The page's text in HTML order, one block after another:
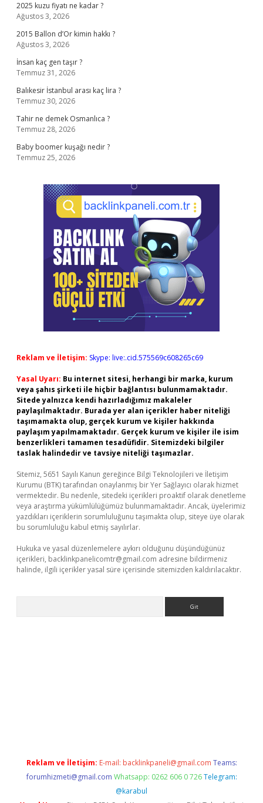
2025 kuzu fiyatı ne kadar ?
Ağustos 3, 2026
2015 Ballon d’Or kimin hakkı ?
Ağustos 3, 2026
İnsan kaç gen taşır ?
Temmuz 31, 2026
Balıkesir İstanbul arası kaç lira ?
Temmuz 30, 2026
Tahir ne demek Osmanlıca ?
Temmuz 28, 2026
Baby boomer kuşağı nedir ?
Temmuz 25, 2026
Reklam ve İletişim: Skype: live:.cid.575569c608265c69
Yasal Uyarı: Bu internet sitesi, herhangi bir marka, kurum
veya şahıs şirketi ile hiçbir bağlantısı bulunmamaktadır.
Sitede yalnızca kendi hazırladığımız makaleler
paylaşılmaktadır. Burada yer alan içerikler haber niteliği
taşımamakta olup, gerçek kurum ve kişiler hakkında
paylaşım yapılmamaktadır. Gerçek kurum ve kişiler ile isim
benzerlikleri tamamen tesadüfidir. Sitemizdeki bilgiler
taslak halindedir ve tavsiye niteliği taşımazlar.
Sitemiz, 5651 Sayılı Kanun gereğince Bilgi Teknolojileri ve İletişim
Kurumu (BTK) tarafından onaylanmış bir Yer Sağlayıcı olarak hizmet
vermektedir. Bu nedenle, sitedeki içerikleri proaktif olarak denetleme
veya araştırma yükümlülüğümüz bulunmamaktadır. Ancak, üyelerimiz
yazdıkları içeriklerin sorumluluğunu taşımakta olup, siteye üye olarak
bu sorumluluğu kabul etmiş sayılırlar.
Hukuka ve yasal düzenlemelere aykırı olduğunu düşündüğünüz
içerikleri, backlinkpanelicomtr@gmail.com adresine bildirmeniz
halinde, ilgili içerikler yasal süre içerisinde sitemizden kaldırılacaktır.
Reklam ve İletişim: E-mail: backlinkpaneli@gmail.com Teams:
forumhizmeti@gmail.com Whatsapp: 0262 606 0 726 Telegram:
@karabul